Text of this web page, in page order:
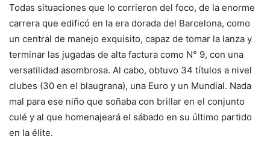
Todas situaciones que lo corrieron del foco, de la enorme
carrera que edificó en la era dorada del Barcelona, como
un central de manejo exquisito, capaz de tomar la lanza y
terminar las jugadas de alta factura como N° 9, con una
versatilidad asombrosa. Al cabo, obtuvo 34 títulos a nivel
clubes (30 en el blaugrana), una Euro y un Mundial. Nada
mal para ese niño que soñaba con brillar en el conjunto
culé y al que homenajeará el sábado en su último partido
en la élite.